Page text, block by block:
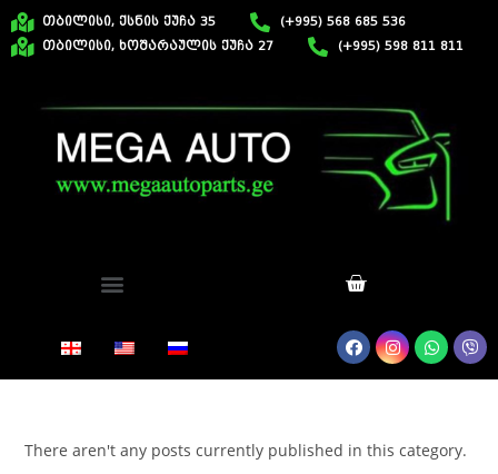
თბილისი, ქსნის ქუჩა 35
(+995) 568 685 536
თბილისი, ხოშარაულის ქუჩა 27
(+995) 598 811 811
There aren't any posts currently published in this category.